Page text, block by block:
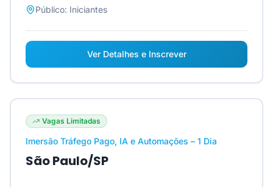
Público: Iniciantes
Ver Detalhes e Inscrever
Vagas Limitadas
Imersão Tráfego Pago, IA e Automações – 1 Dia
São Paulo/SP